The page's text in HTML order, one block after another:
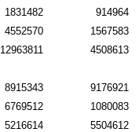
1831482
914964
4552570
1567583
12963811 4508613
8915343
9176921
6769512
1080083
5216614
5504612